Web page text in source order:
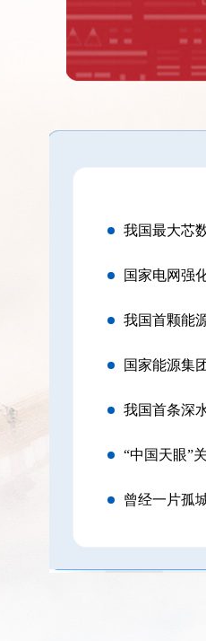
我国最大芯
国家电网强
我国首颗能
国家能源集
我国首条深
“中国天眼”
曾经一片孤